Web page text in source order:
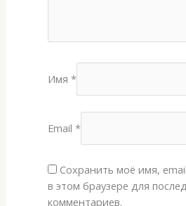
Имя*
Email*
Сохранить моё имя,
в этом браузере для
комментариев.